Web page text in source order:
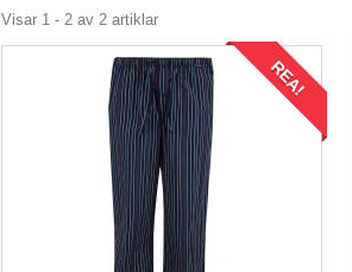
Visar 1 - 2 av 2 artiklar
REA!